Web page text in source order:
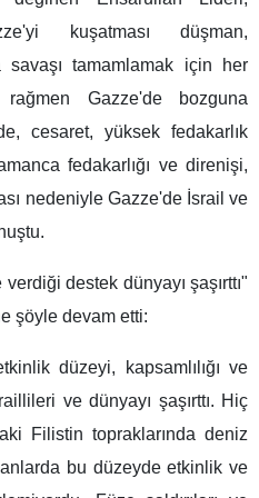
kuşatması düşman,
savaşı tamamlamak için her
Gazze'de bozguna
cesaret, yüksek fedakarlık
fedakarlığı ve direnişi,
nedeniyle Gazze'de İsrail ve
destek dünyayı şaşırttı"
şöyle devam etti:
düzeyi, kapsamlılığı ve
ve dünyayı şaşırttı. Hiç
Filistin topraklarında deniz
bu düzeyde etkinlik ve